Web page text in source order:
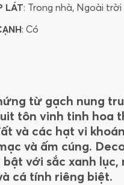
LÁT: Trong nhà, Ngoài trời
: Có
từ gạch nung
tôn vinh tinh hoa
và các hạt vi
và ấm cúng.
với sắc xanh lục,
cá tính riêng biệt.